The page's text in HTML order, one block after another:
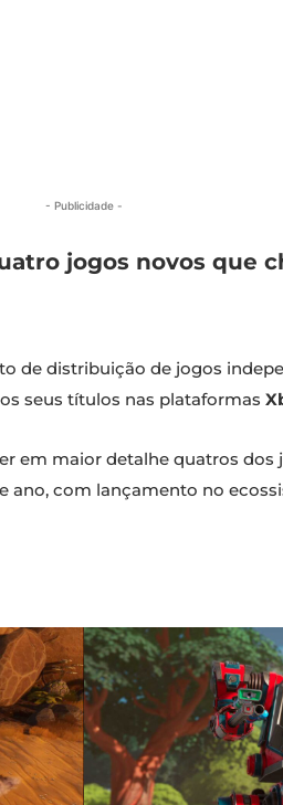
- Publicidade -
jogos novos que
de distribuição de jogos
seus títulos nas plataformas
em maior detalhe quatros
com lançamento no